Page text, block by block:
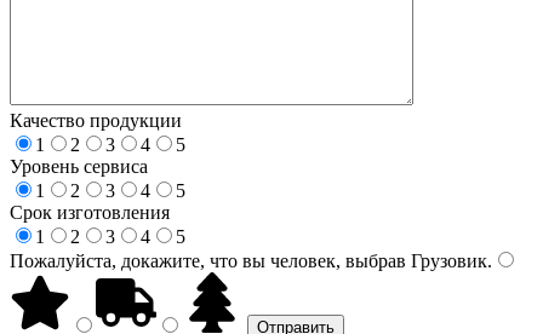
Качество продукции
1
2 3 4
5
Уровень сервиса
1
2 3 4
5
Срок изготовления
1
2 3 4
5
Пожалуйста, докажите, что вы человек, выбрав Грузовик.